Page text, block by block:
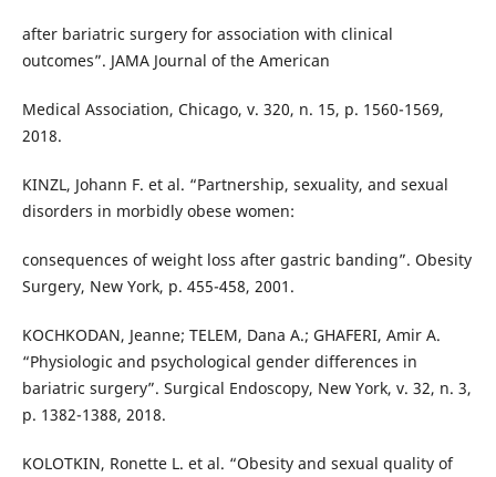
after bariatric surgery for association with clinical
outcomes”. JAMA Journal of the American
Medical Association, Chicago, v. 320, n. 15, p. 1560-1569,
2018.
KINZL, Johann F. et al. “Partnership, sexuality, and sexual
disorders in morbidly obese women:
consequences of weight loss after gastric banding”. Obesity
Surgery, New York, p. 455-458, 2001.
KOCHKODAN, Jeanne; TELEM, Dana A.; GHAFERI, Amir A.
“Physiologic and psychological gender differences in
bariatric surgery”. Surgical Endoscopy, New York, v. 32, n. 3,
p. 1382-1388, 2018.
KOLOTKIN, Ronette L. et al. “Obesity and sexual quality of